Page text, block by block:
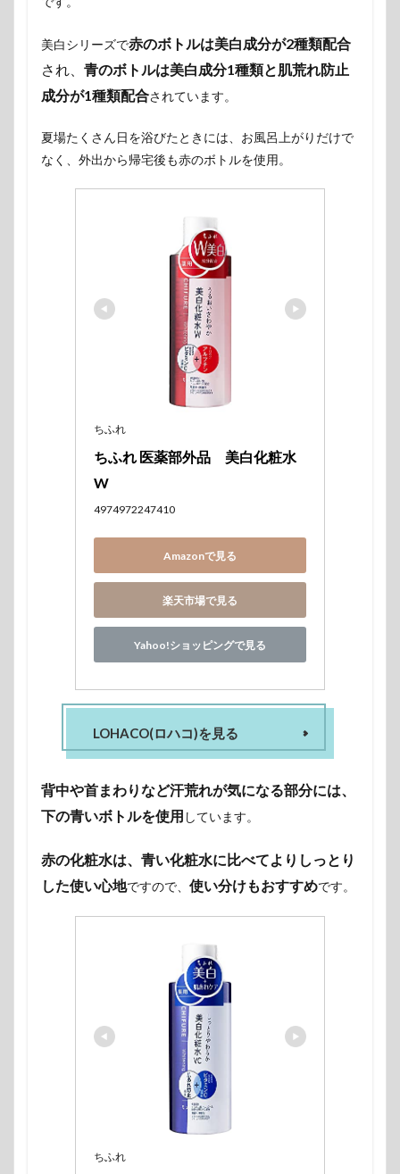
美白シリーズで赤のボトルは美白成分が2種類配合
され、 青のボトルは美白成分1種類と肌荒れ防止
成分が1種類配合されています。
夏場たくさん日を浴びたときには、お風呂上がりだけで
なく、外出から帰宅後も赤のボトルを使用。
ちふれ
ちふれ 医薬部外品　美白化粧水
W
4974972247410
Amazonで見る
楽天市場で見る
Yahoo!ショッピングで見る
LOHACO(ロハコ)を見る
背中や首まわりなど汗荒れが気になる部分には、
下の青いボトルを使用 しています。
赤の化粧水は、青い化粧水に比べてよりしっとり
した使い心地ですので、 使い分けもおすすめです。
ちふれ